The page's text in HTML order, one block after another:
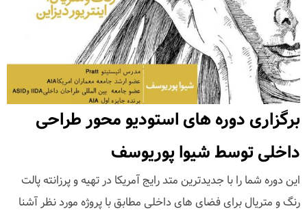
برگزاری دوره های استودیو محور طراحی
داخلی توسط شیوا پوریوسف
این دوره شما را با جدیدترین متد رایج آمریکا در تهیه و پرزانته پالت
رنگ و متریال براى فضاى های داخلى مطابق با پروژه مورد نظر آشنا